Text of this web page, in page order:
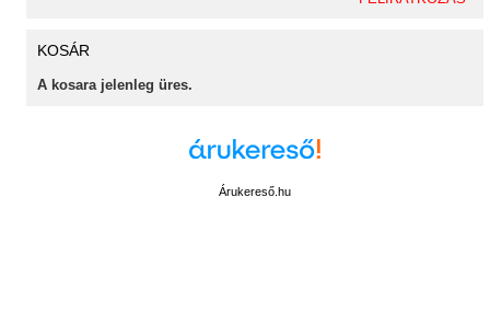
KOSÁR
A kosara jelenleg üres.
Árukereső.hu